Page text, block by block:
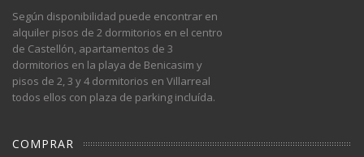
Según disponibilidad puede encontrar en
alquiler pisos de 2 dormitorios en el centro
de Castellón, apartamentos de 3
dormitorios en la playa de Benicasim y
pisos de 2, 3 y 4 dormitorios en Villarreal
todos ellos con plaza de parking incluída.
COMPRAR